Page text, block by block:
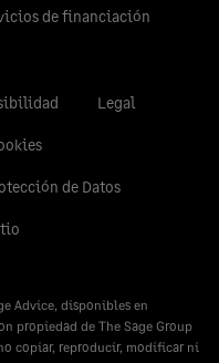
de financiación
Legal
de Datos
Advice, disponibles en
propiedad de The Sage Group
copiar, reproducir, modificar ni